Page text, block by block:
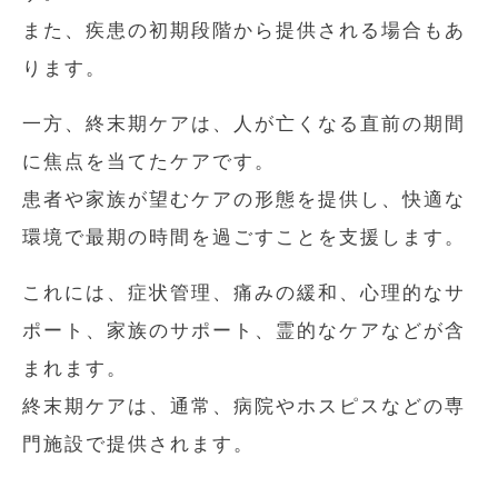
また、疾患の初期段階から提供される場合もあ
ります。
一方、終末期ケアは、人が亡くなる直前の期間
に焦点を当てたケアです。
患者や家族が望むケアの形態を提供し、快適な
環境で最期の時間を過ごすことを支援します。
これには、症状管理、痛みの緩和、心理的なサ
ポート、家族のサポート、霊的なケアなどが含
まれます。
終末期ケアは、通常、病院やホスピスなどの専
門施設で提供されます。